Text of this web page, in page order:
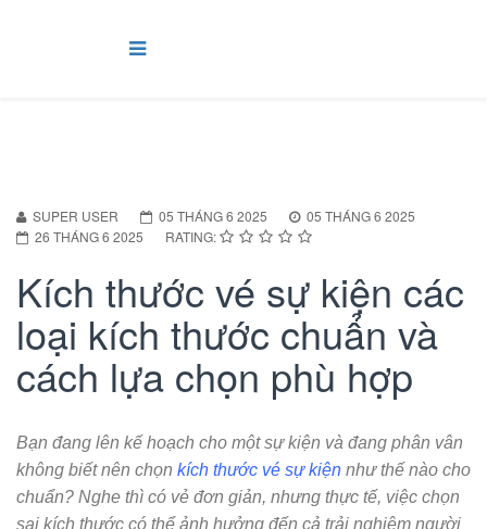
SUPER USER 05 THÁNG 6 2025
05 THÁNG 6 2025
26 THÁNG 6 2025
RATING:
Kích thước vé sự kiện các
loại kích thước chuẩn và
cách lựa chọn phù hợp
Bạn đang lên kế hoạch cho một sự kiện và đang phân vân
không biết nên chọn kích thước vé sự kiện như thế nào cho
chuẩn? Nghe thì có vẻ đơn giản, nhưng thực tế, việc chọn
sai kích thước có thể ảnh hưởng đến cả trải nghiệm người